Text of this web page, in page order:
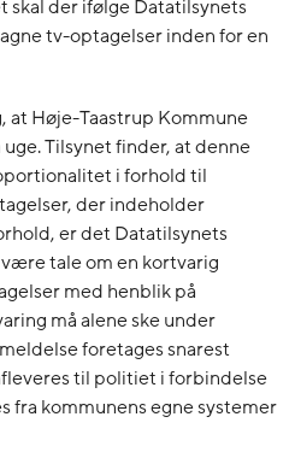
der ifølge Datatilsynets
tv-optagelser inden for en
at Høje-Taastrup Kommune
Tilsynet finder, at denne
i forhold til
der indeholder
er det Datatilsynets
tale om en kortvarig
med henblik på
må alene ske under
foretages snarest
til politiet i forbindelse
fra kommunens egne systemer